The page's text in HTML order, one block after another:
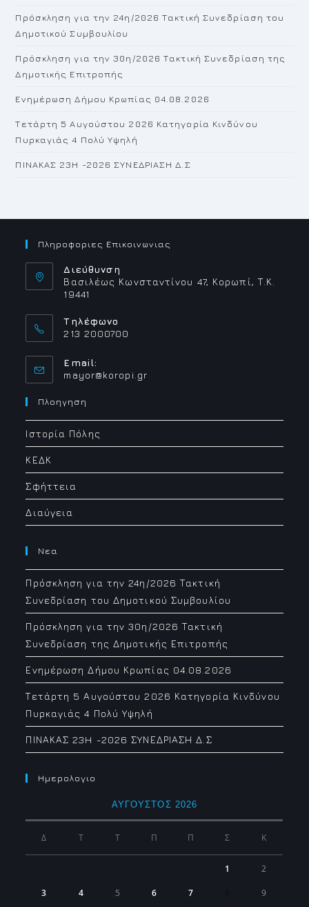
Πρόσκληση για την 24η/2026 Τακτική Συνεδρίαση του
Δημοτικού Συμβουλίου
Πρόσκληση για την 30η/2026 Τακτική Συνεδρίαση της
Δημοτικής Επιτροπής
Ενημέρωση Δήμου Κρωπίας 04.08.2026
Τετάρτη 5 Αυγούστου 2026 Κατηγορία Κινδύνου
Πυρκαγιάς 4 Πολύ Υψηλή
ΠΙΝΑΚΑΣ 23H -2026 ΣΥΝΕΔΡΙΑΣΗ Δ.Σ
Πληροφοριες Επικοινωνιας
Διεύθυνση
Βασιλέως Κωνσταντίνου 47, Κορωπί, Τ.Κ.
19441
Τηλέφωνο
213 2000700
Email:
mayor@koropi.grOpens
Πλοηγηση
Ιστορία Πόλης
ΚΕΔΚ
Σφήττεια
Διαύγεια
Νεα
Πρόσκληση για την 24η/2026 Τακτική
Συνεδρίαση του Δημοτικού Συμβουλίου
Πρόσκληση για την 30η/2026 Τακτική
Συνεδρίαση της Δημοτικής Επιτροπής
Ενημέρωση Δήμου Κρωπίας 04.08.2026
Τετάρτη 5 Αυγούστου 2026 Κατηγορία Κινδύνου
Πυρκαγιάς 4 Πολύ Υψηλή
ΠΙΝΑΚΑΣ 23H -2026 ΣΥΝΕΔΡΙΑΣΗ Δ.Σ
Ημερολογιο
ΑΎΓΟΥΣΤΟΣ 2026
Δ Τ Τ Π Π Σ Κ
1 2
3 4 5 6 7 9